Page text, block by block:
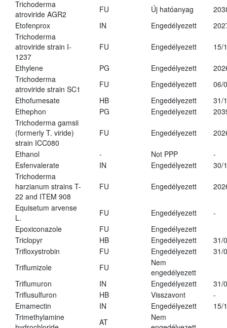
Trichoderma
atroviride AGR2
FU Új hatóanyag
Etofenprox
IN Engedélyezett
Trichoderma
atroviride strain I-
1237
FU Engedélyezett 15/
Ethylene PG Engedélyezett
Trichoderma
atroviride strain SC1
FU Engedélyezett
06/
Ethofumesate
HB Engedélyezett
31/
Ethephon
PG Engedélyezett
Trichoderma gamsii
(formerly T. viride)
strain ICC080
FU Engedélyezett
Ethanol - Not PPP
-
Esfenvalerate
IN Engedélyezett
30/
Trichoderma
harzianum strains T-
22 and ITEM 908
FU Engedélyezett
Equisetum arvense
L.
FU Engedélyezett
-
Epoxiconazole
FU
Engedélyezett
Triclopyr
HB Engedélyezett
31/
Trifloxystrobin
FU Engedélyezett
31/
Triflumizole
FU
Nem
engedélyezett
Triflumuron
IN Engedélyezett
31/
Triflusulfuron
HB Visszavont
-
Emamectin
IN Engedélyezett
15/
Trimethylamine
AT
Nem